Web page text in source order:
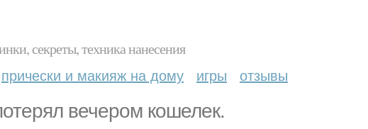
секреты, техника нанесения
прически и макияж на дому игры отзывы
вечером кошелек.